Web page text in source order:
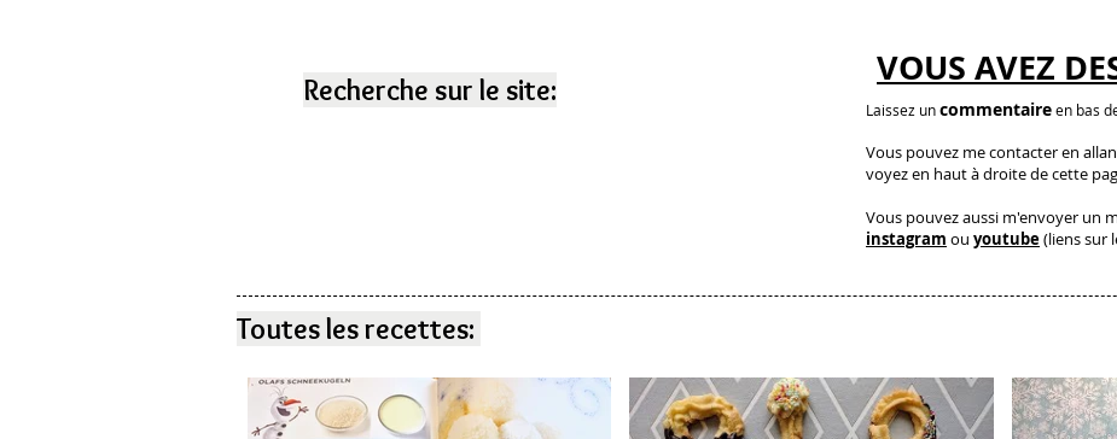
Recherche sur le site:
VOUS AVEZ
Laissez uncommentaireen bas
Vous pouvez me contacter en
voyez en haut à droite de cette
Vous pouvez aussi m'envoyer un
instagram ou youtube(liens sur
Toutes les recettes: